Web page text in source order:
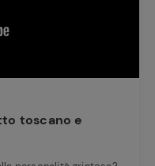
toscano e